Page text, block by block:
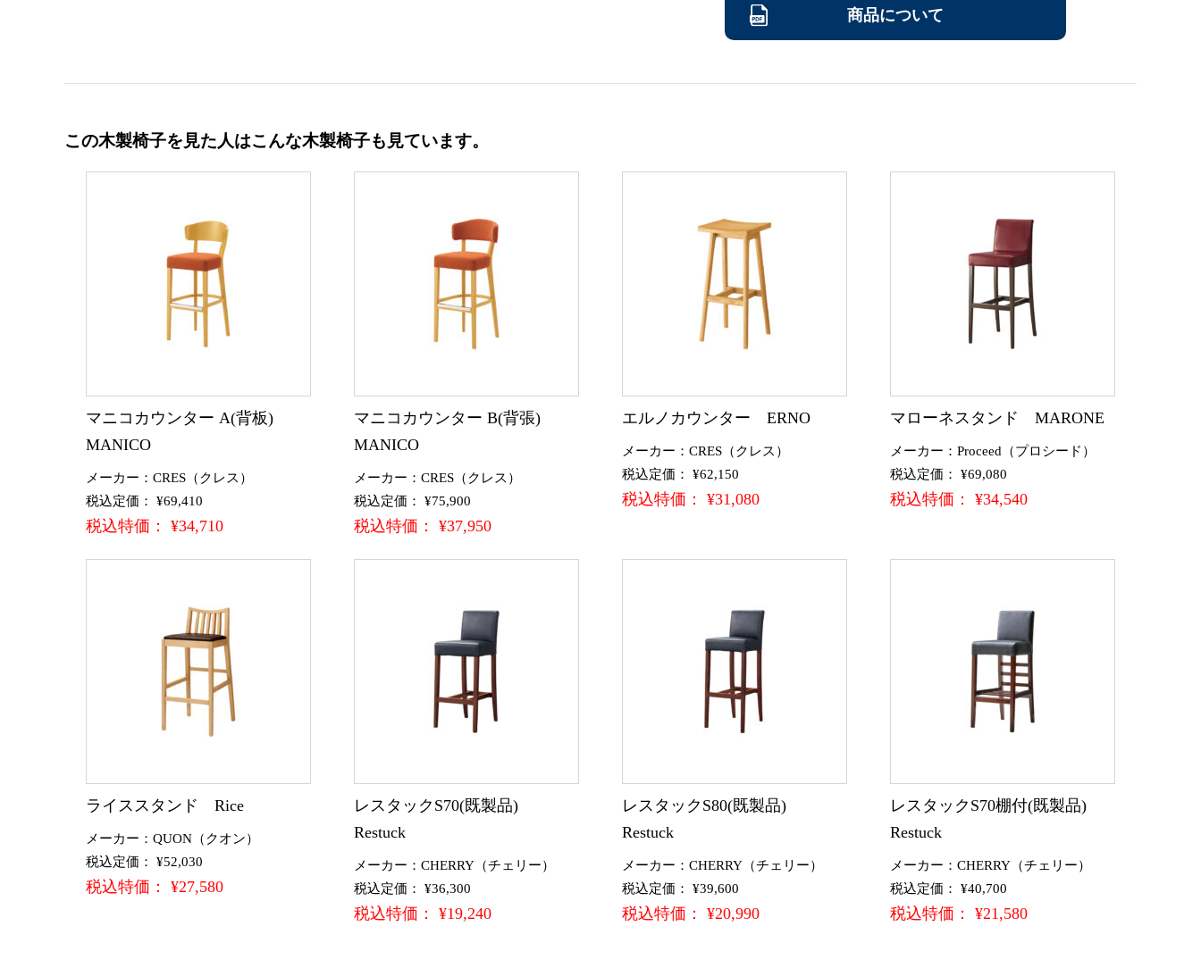
商品について
この木製椅子を見た人はこんな木製椅子も見ています。
マニコカウンター A(背板)
MANICO
メーカー：CRES（クレス）
税込定価： ¥69,410
税込特価： ¥34,710
マニコカウンター B(背張)
MANICO
メーカー：CRES（クレス）
税込定価： ¥75,900
税込特価： ¥37,950
エルノカウンター ERNO
メーカー：CRES（クレス）
税込定価： ¥62,150
税込特価： ¥31,080
マローネスタンド MARONE
メーカー：Proceed（プロシード）
税込定価： ¥69,080
税込特価： ¥34,540
ライススタンド Rice
メーカー：QUON（クオン）
税込定価： ¥52,030
税込特価： ¥27,580
レスタックS70(既製品)
Restuck
メーカー：CHERRY（チェリー）
税込定価： ¥36,300
税込特価： ¥19,240
レスタックS80(既製品)
Restuck
メーカー：CHERRY（チェリー）
税込定価： ¥39,600
税込特価： ¥20,990
レスタックS70棚付(既製品)
Restuck
メーカー：CHERRY（チェリー）
税込定価： ¥40,700
税込特価： ¥21,580